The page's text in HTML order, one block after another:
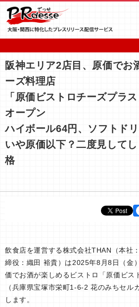
阪神エリア2店目、原価でお
ーズ料理店
「原価ビストロチーズプラ
オープン
ハイボール64円、ソフトドリ
いや原価以下？二度見して
格
飲食店を運営する株式会社THAN（本社
締役：織田 裕貴）は2025年8月8日（金
価でお酒が楽しめるビストロ「原価ビス
（兵庫県宝塚市栄町1-6-2 花のみちセル
します。